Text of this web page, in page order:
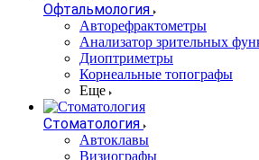
Офтальмология
Авторефрактометры
Анализатор зрительных
Диоптриметры
Корнеальные топографы
Еще
Стоматология
Автоклавы
Визиографы